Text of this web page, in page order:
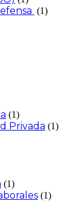
(1)
(1)
Privada (1)
(1)
(1)